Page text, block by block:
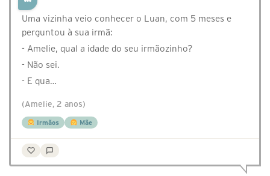
Uma vizinha veio conhecer o Luan, com 5 meses e
perguntou à sua irmã:
- Amelie, qual a idade do seu irmãozinho?
- Não sei.
- E qua…
(Amelie, 2 anos)
Irmãos Mãe